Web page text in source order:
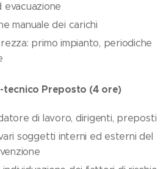
evacuazione
manuale dei carichi
primo impianto, periodiche
Preposto (4 ore)
di lavoro, dirigenti, preposti
soggetti interni ed esterni del